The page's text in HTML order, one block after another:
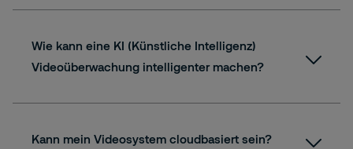
Wie kann eine KI (Künstliche Intelligenz)
Videoüberwachung intelligenter machen?
Kann mein Videosystem cloudbasiert sein?